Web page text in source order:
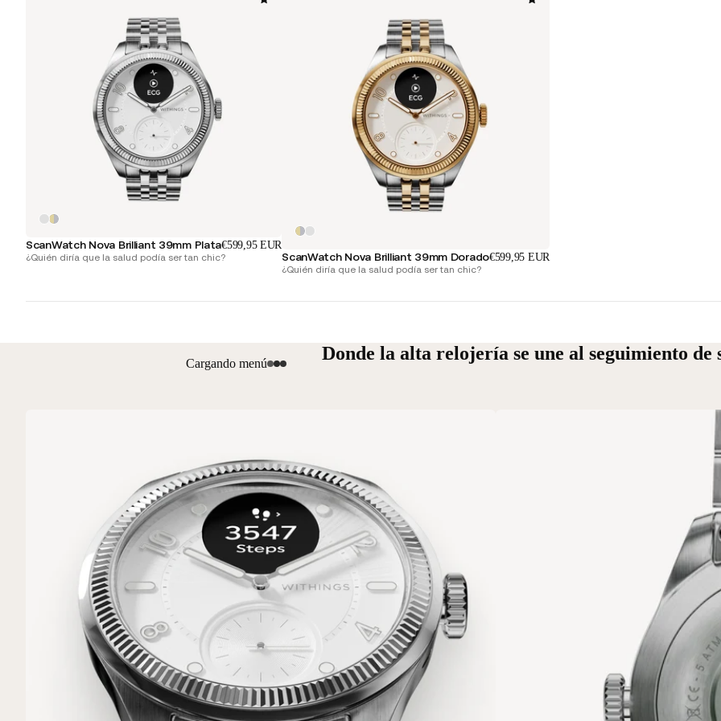
Cargando menú
ScanWatch Nova Brilliant 39mm Plata€599,95 EUR
¿Quién diría que la salud podía ser tan chic? ScanWatch Nova Brilliant 39mm Dorado€599,95 EUR
¿Quién diría que la salud podía ser tan chic?
Donde la alta relojería se une al seguimiento de